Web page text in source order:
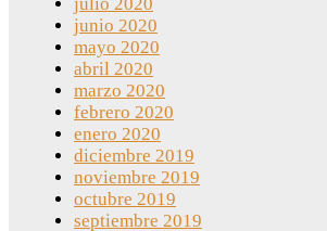
junio 2020
mayo 2020
abril 2020
marzo 2020
febrero 2020
enero 2020
diciembre 2019
noviembre 2019
octubre 2019
septiembre 2019